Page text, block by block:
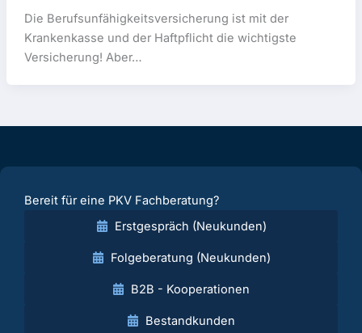
Die Berufsunfähigkeitsversicherung ist mit der
Krankenkasse und der Haftpflicht die wichtigste
Versicherung! Aber…
Bereit für eine PKV Fachberatung?
Erstgespräch (Neukunden)
Folgeberatung (Neukunden)
B2B - Kooperationen
Bestandkunden